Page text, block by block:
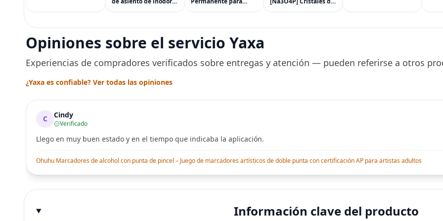
para entrenamiento
Peluquería durante
una Década, Tinte
aplicación móvil,
Opiniones sobre el servicio Yaxa
Experiencias de compradores verificados sobre entregas y atención — pueden referirse a otros
¿Yaxa es confiable? Ver todas las opiniones
C Cindy
Verificado
Llego en muy buen estado y en el tiempo que indicaba la aplicación.
Ohuhu Marcadores de alcohol con punta de pincel – Juego de marcadores artísticos de doble punta con certificación AP para artistas adultos
Información clave del producto